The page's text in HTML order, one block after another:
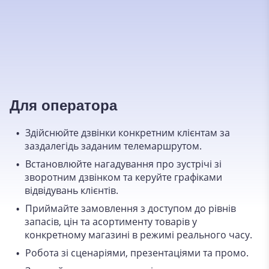
Для оператора
Здійснюйте дзвінки конкретним клієнтам за
заздалегідь заданим телемаршрутом.
Встановлюйте нагадування про зустрічі зі
зворотним дзвінком та керуйте графіками
відвідувань клієнтів.
Приймайте замовлення з доступом до рівнів
запасів, цін та асортименту товарів у
конкретному магазині в режимі реального часу.
Робота зі сценаріями, презентаціями та промо.